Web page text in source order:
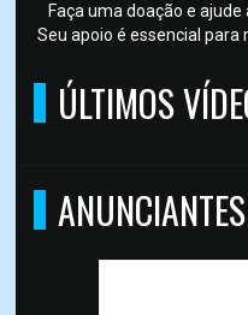
Faça uma doação e
Seu apoio é essencial
ÚLTIMOS
ANUNCIANTES